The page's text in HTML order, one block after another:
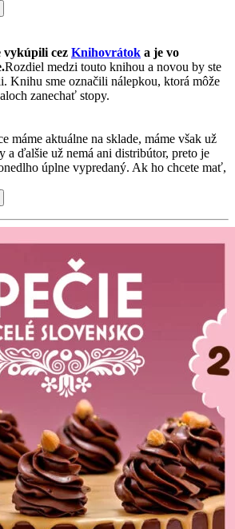
vykúpili cez Knihovrátok a je vo
Rozdiel medzi touto knihou a novou by ste
Knihu sme označili nálepkou, ktorá môže
zanechať stopy.
máme aktuálne na sklade, máme však už
a ďalšie už nemá ani distribútor, preto je
úplne vypredaný. Ak ho chcete mať,